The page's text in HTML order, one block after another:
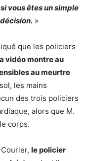
vous êtes un simple
»
que les policiers
vidéo montre au
au meurtre
les mains
des trois policiers
alors que M.
corps.
le policier